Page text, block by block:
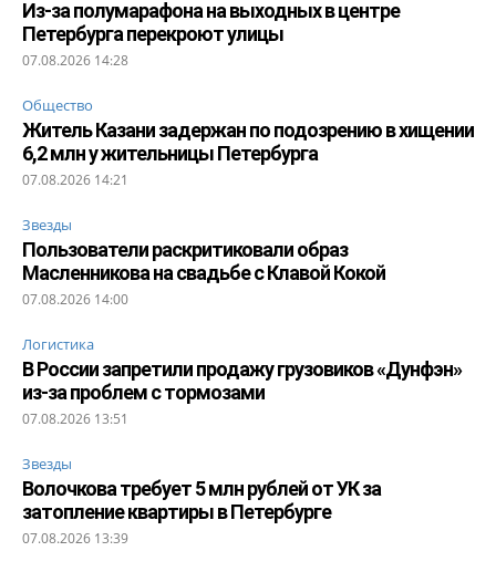
Из-за полумарафона на выходных в центре
Петербурга перекроют улицы
07.08.2026 14:28
Общество
Житель Казани задержан по подозрению в хищении
6,2 млн у жительницы Петербурга
07.08.2026 14:21
Звезды
Пользователи раскритиковали образ
Масленникова на свадьбе с Клавой Кокой
07.08.2026 14:00
Логистика
В России запретили продажу грузовиков «Дунфэн»
из-за проблем с тормозами
07.08.2026 13:51
Звезды
Волочкова требует 5 млн рублей от УК за
затопление квартиры в Петербурге
07.08.2026 13:39